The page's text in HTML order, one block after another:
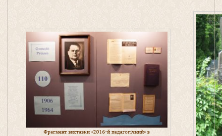
Фрагмент виставки «2016-й педагогічний» в